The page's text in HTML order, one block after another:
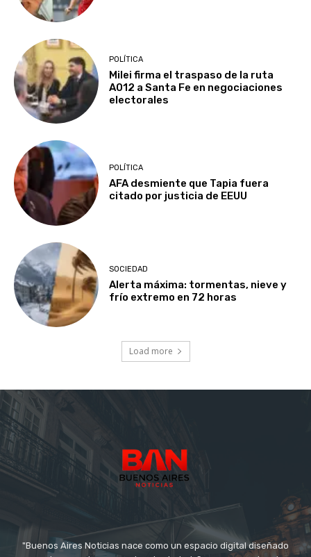
POLÍTICA
Milei firma el traspaso de la ruta
A012 a Santa Fe en negociaciones
electorales
POLÍTICA
AFA desmiente que Tapia fuera
citado por justicia de EEUU
SOCIEDAD
Alerta máxima: tormentas, nieve y
frío extremo en 72 horas
Load more
"Buenos Aires Noticias nace como un espacio digital diseñado